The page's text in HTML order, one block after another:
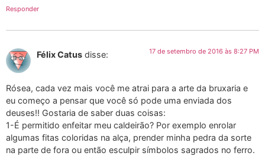
Responder
Félix Catus disse: 17 de setembro de 2016 às 8:27 PM
Rósea, cada vez mais você me atrai para a arte da bruxaria e
eu começo a pensar que você só pode uma enviada dos
deuses!! Gostaria de saber duas coisas:
1-É permitido enfeitar meu caldeirão? Por exemplo enrolar
algumas fitas coloridas na alça, prender minha pedra da sorte
na parte de fora ou então esculpir símbolos sagrados no ferro.